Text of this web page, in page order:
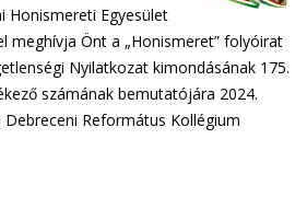
Honismereti Egyesület
meghívja Önt a „Honismeret” folyóirat
Nyilatkozat kimondásának 175.
számának bemutatójára 2024.
Református Kollégium